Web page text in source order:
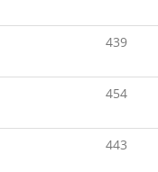
439
454
443